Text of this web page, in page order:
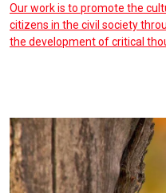
Our work is to promote the
citizens in the civil society
the development of critical